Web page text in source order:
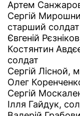
Артем
Сергій
старший солдат
Євгеній
Костянтин
солдат
Сергій Лісной,
Олег
Сергій
Ілля Гайдук,